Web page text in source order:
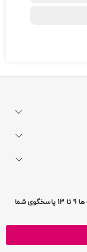
شنبه تا چهارشنبه از 9 تا 17:30 و پنجشنبه ها 9 تا 13 پاسخگوی شما